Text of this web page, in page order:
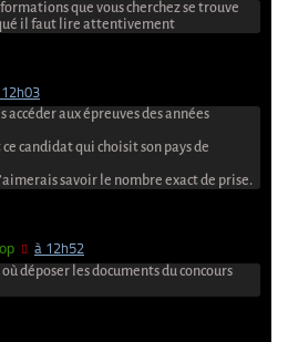
que vous cherchez se trouve
il faut lire attentivement
accéder aux épreuves des années
candidat qui choisit son pays de
savoir le nombre exact de prise.
à 12h52
déposer les documents du concours